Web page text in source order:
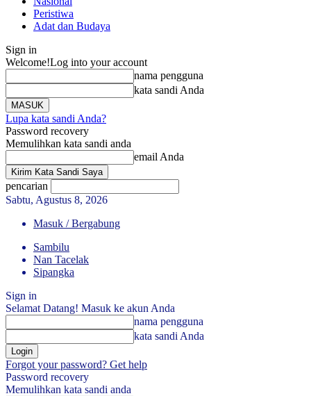
Peristiwa
Adat dan Budaya
Sign in
Welcome!Log into your account
nama pengguna
kata sandi Anda
Lupa kata sandi Anda?
Password recovery
Memulihkan kata sandi anda
email Anda
pencarian
Sabtu, Agustus 8, 2026
Masuk / Bergabung
Sambilu
Nan Tacelak
Sipangka
Sign in
Selamat Datang! Masuk ke akun Anda
nama pengguna
kata sandi Anda
Forgot your password? Get help
Password recovery
Memulihkan kata sandi anda